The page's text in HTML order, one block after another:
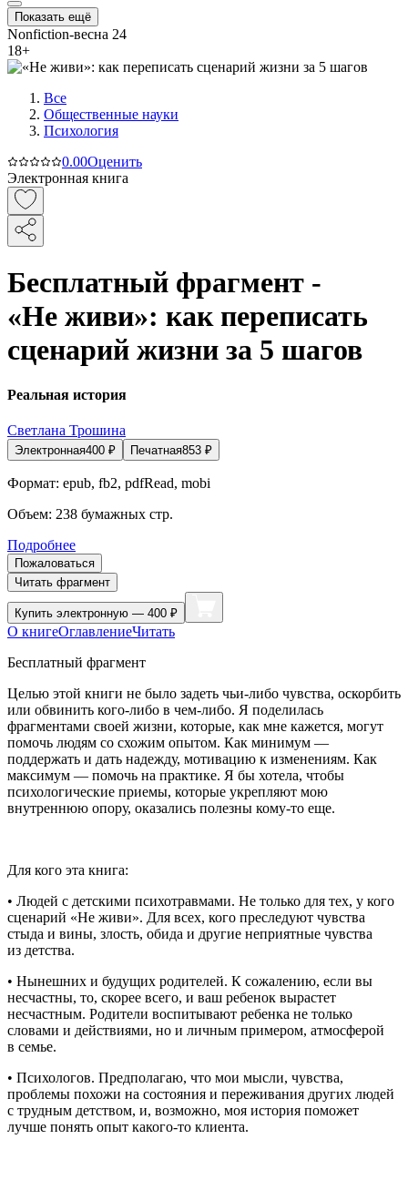
Показать ещё
Nonfiction-весна 24
18+
Все
Общественные науки
Психология
0.00Оценить
Электронная книга
Бесплатный фрагмент -
«Не живи»: как переписать
сценарий жизни за 5 шагов
Реальная история
Светлана Трошина
Электронная400 ₽ Печатная853 ₽
Формат: epub, fb2, pdfRead, mobi
Объем: 238 бумажных стр.
Подробнее
Пожаловаться
Читать фрагмент
Купить электронную — 400 ₽
О книгеОглавлениеЧитать
Бесплатный фрагмент
Целью этой книги не было задеть чьи-либо чувства, оскорбить
или обвинить кого-либо в чем-либо. Я поделилась
фрагментами своей жизни, которые, как мне кажется, могут
помочь людям со схожим опытом. Как минимум —
поддержать и дать надежду, мотивацию к изменениям. Как
максимум — помочь на практике. Я бы хотела, чтобы
психологические приемы, которые укрепляют мою
внутреннюю опору, оказались полезны кому-то еще.
Для кого эта книга:
• Людей с детскими психотравмами. Не только для тех, у кого
сценарий «Не живи». Для всех, кого преследуют чувства
стыда и вины, злость, обида и другие неприятные чувства
из детства.
• Нынешних и будущих родителей. К сожалению, если вы
несчастны, то, скорее всего, и ваш ребенок вырастет
несчастным. Родители воспитывают ребенка не только
словами и действиями, но и личным примером, атмосферой
в семье.
• Психологов. Предполагаю, что мои мысли, чувства,
проблемы похожи на состояния и переживания других людей
с трудным детством, и, возможно, моя история поможет
лучше понять опыт какого-то клиента.